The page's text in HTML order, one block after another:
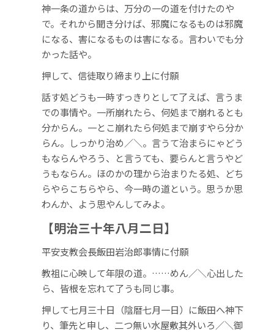
神一条の道からは、万分の一の道を付けたのや
で。それから聞き分けば、邪魔になるものは邪魔
になる、害になるものは害になる。言わいでも分
かった話や。
押して、信徒取り締まり上に付願
話す処どうも一時すっきりとして了えば、言うま
での事情や。一所崩れたら、何処まで崩れるとも
分からん。一とこ崩れたら何処まで崩すやら分か
らん。しっかり治め／＼。言うて治まらにゃどう
もならんやろう、と言うても、要らんと言うやど
うもならん。ほのかの理から治まりたる処、どち
らやらこちらやら、今一時の道という。思うか思
わんか、よう思やんしてみよ。
【明治三十年八月二日】
平安支教会長飯田岩治郎事情に付願
教祖に心映して年限の道。……めん／＼心出した
ら、皆根を忘れて了うも同じ事。
押して七月三十日（陰暦七月一日）に飯田へ神下
り、筆先と申し、二つ無い水屋敷其外いろ／＼御